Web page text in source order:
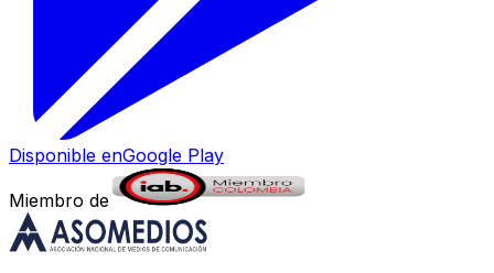
Disponible enGoogle Play
Miembro de